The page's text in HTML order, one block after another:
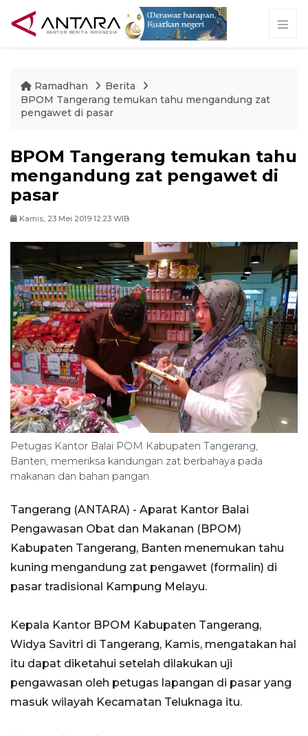
Ramadhan
Berita
BPOM Tangerang temukan tahu mengandung zat
pengawet di pasar
BPOM Tangerang temukan tahu
mengandung zat pengawet di
pasar
Kamis, 23 Mei 2019 12:23 WIB
Petugas Kantor Balai POM Kabupaten Tangerang,
Banten, memeriksa kandungan zat berbahaya pada
makanan dan bahan pangan.
Tangerang (ANTARA) - Aparat Kantor Balai
Pengawasan Obat dan Makanan (BPOM)
Kabupaten Tangerang, Banten menemukan tahu
kuning mengandung zat pengawet (formalin) di
pasar tradisional Kampung Melayu.
Kepala Kantor BPOM Kabupaten Tangerang,
Widya Savitri di Tangerang, Kamis, mengatakan hal
itu dapat diketahui setelah dilakukan uji
pengawasan oleh petugas lapangan di pasar yang
masuk wilayah Kecamatan Teluknaga itu.